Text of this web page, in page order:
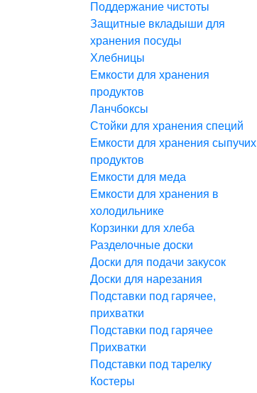
Поддержание чистоты
Защитные вкладыши для
хранения посуды
Хлебницы
Емкости для хранения
продуктов
Ланчбоксы
Стойки для хранения специй
Емкости для хранения сыпучих
продуктов
Емкости для меда
Емкости для хранения в
холодильнике
Корзинки для хлеба
Разделочные доски
Доски для подачи закусок
Доски для нарезания
Подставки под гарячее,
прихватки
Подставки под гарячее
Прихватки
Подставки под тарелку
Костеры